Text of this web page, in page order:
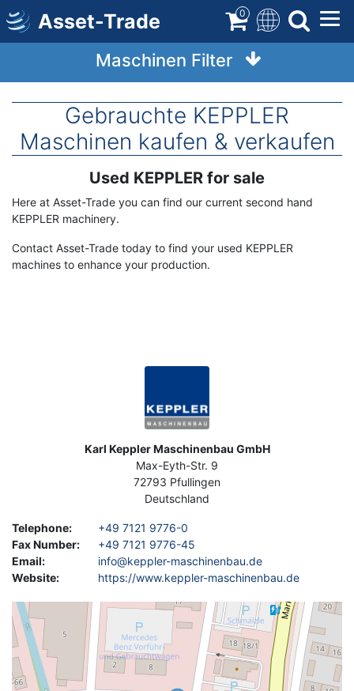
Direkt
zum
Inhalt
Asset-Trade 0
Maschinen Filter
Gebrauchte KEPPLER
Maschinen kaufen & verkaufen
Used KEPPLER for sale
Here at Asset-Trade you can find our current second hand
KEPPLER machinery.
Contact Asset-Trade today to find your used KEPPLER
machines to enhance your production.
Karl Keppler Maschinenbau GmbH
Max-Eyth-Str. 9
72793 Pfullingen
Deutschland
Telephone:
+49 7121 9776-0
Fax Number:
+49 7121 9776-45
Email:
info@keppler-maschinenbau.de
Website: https://www.keppler-maschinenbau.de
Geolocation